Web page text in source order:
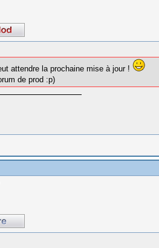
attendre la prochaine mise à jour !
de prod :p)